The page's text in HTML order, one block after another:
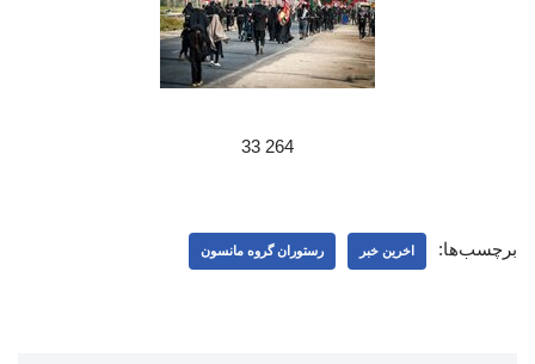
264 33
برچسب‌ها: اخرین خبر رستوران گروه مانسون